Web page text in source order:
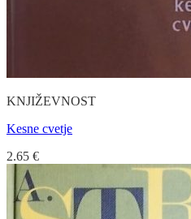
KNJIŽEVNOST
Kesne cvetje
2.65 €